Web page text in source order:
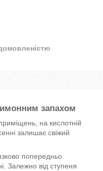
запахом
на кислотній
залишає свіжий
попередньо
Залежно від ступеня